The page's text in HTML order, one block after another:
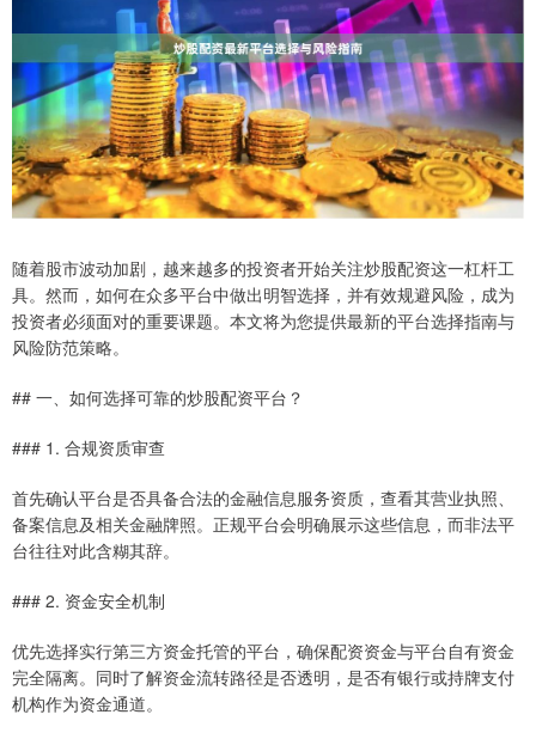
随着股市波动加剧，越来越多的投资者开始关注炒股配资这一杠杆工
具。然而，如何在众多平台中做出明智选择，并有效规避风险，成为
投资者必须面对的重要课题。本文将为您提供最新的平台选择指南与
风险防范策略。
## 一、如何选择可靠的炒股配资平台？
### 1. 合规资质审查
首先确认平台是否具备合法的金融信息服务资质，查看其营业执照、
备案信息及相关金融牌照。正规平台会明确展示这些信息，而非法平
台往往对此含糊其辞。
### 2. 资金安全机制
优先选择实行第三方资金托管的平台，确保配资资金与平台自有资金
完全隔离。同时了解资金流转路径是否透明，是否有银行或持牌支付
机构作为资金通道。